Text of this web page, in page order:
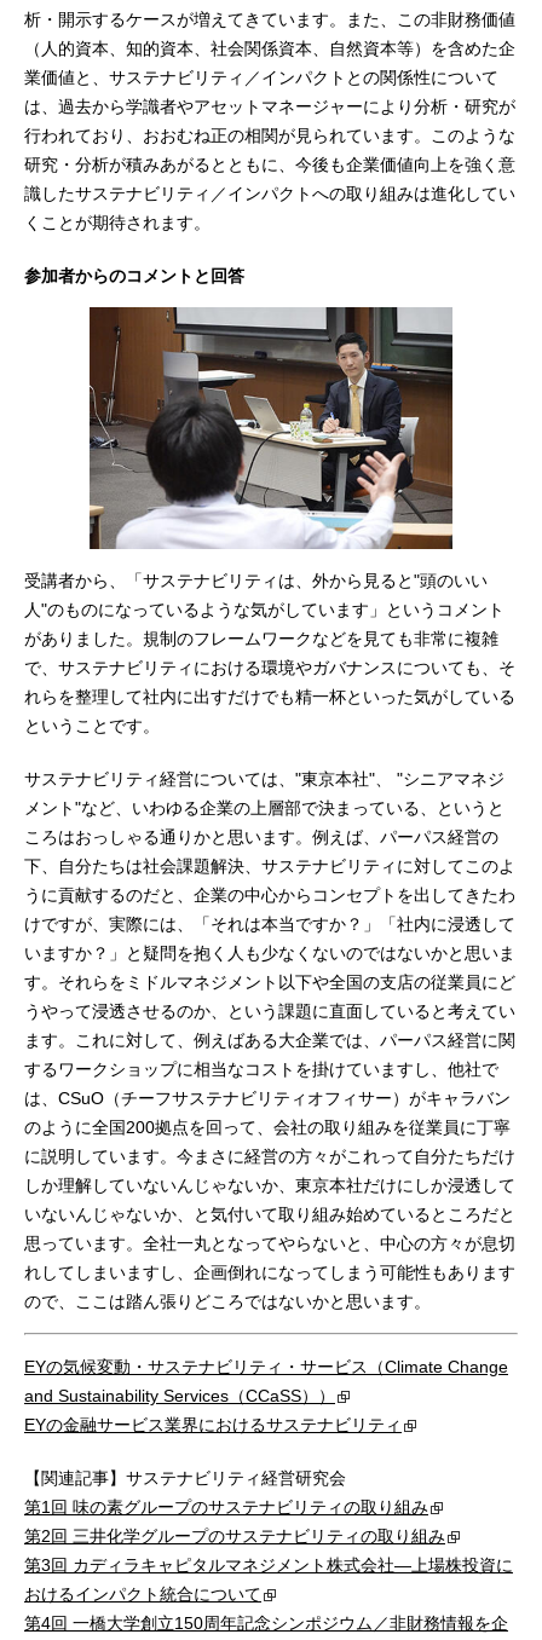
析・開示するケースが増えてきています。また、この非財務価値
（人的資本、知的資本、社会関係資本、自然資本等）を含めた企
業価値と、サステナビリティ／インパクトとの関係性について
は、過去から学識者やアセットマネージャーにより分析・研究が
行われており、おおむね正の相関が見られています。このような
研究・分析が積みあがるとともに、今後も企業価値向上を強く意
識したサステナビリティ／インパクトへの取り組みは進化してい
くことが期待されます。
参加者からのコメントと回答
受講者から、「サステナビリティは、外から見ると"頭のいい
人"のものになっているような気がしています」というコメント
がありました。規制のフレームワークなどを見ても非常に複雑
で、サステナビリティにおける環境やガバナンスについても、そ
れらを整理して社内に出すだけでも精一杯といった気がしている
ということです。
サステナビリティ経営については、"東京本社"、 "シニアマネジ
メント"など、いわゆる企業の上層部で決まっている、というと
ころはおっしゃる通りかと思います。例えば、パーパス経営の
下、自分たちは社会課題解決、サステナビリティに対してこのよ
うに貢献するのだと、企業の中心からコンセプトを出してきたわ
けですが、実際には、「それは本当ですか？」「社内に浸透して
いますか？」と疑問を抱く人も少なくないのではないかと思いま
す。それらをミドルマネジメント以下や全国の支店の従業員にど
うやって浸透させるのか、という課題に直面していると考えてい
ます。これに対して、例えばある大企業では、パーパス経営に関
するワークショップに相当なコストを掛けていますし、他社で
は、CSuO（チーフサステナビリティオフィサー）がキャラバン
のように全国200拠点を回って、会社の取り組みを従業員に丁寧
に説明しています。今まさに経営の方々がこれって自分たちだけ
しか理解していないんじゃないか、東京本社だけにしか浸透して
いないんじゃないか、と気付いて取り組み始めているところだと
思っています。全社一丸となってやらないと、中心の方々が息切
れしてしまいますし、企画倒れになってしまう可能性もあります
ので、ここは踏ん張りどころではないかと思います。
EYの気候変動・サステナビリティ・サービス（Climate Change
and Sustainability Services（CCaSS））
EYの金融サービス業界におけるサステナビリティ
【関連記事】サステナビリティ経営研究会
第1回 味の素グループのサステナビリティの取り組み
第2回 三井化学グループのサステナビリティの取り組み
第3回 カディラキャピタルマネジメント株式会社―上場株投資に
おけるインパクト統合について
第4回 一橋大学創立150周年記念シンポジウム／非財務情報を企